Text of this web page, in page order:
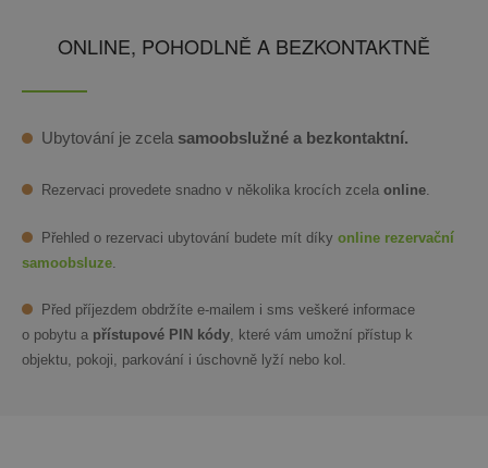
ONLINE, POHODLNĚ A BEZKONTAKTNĚ
Ubytování je zcela samoobslužné a bezkontaktní.
Rezervaci provedete snadno v několika krocích zcela online.
Přehled o rezervaci ubytování budete mít díky online rezervační
samoobsluze.
Před příjezdem obdržíte e-mailem i sms veškeré informace
o pobytu a přístupové PIN kódy, které vám umožní přístup k
objektu, pokoji, parkování i úschovně lyží nebo kol.